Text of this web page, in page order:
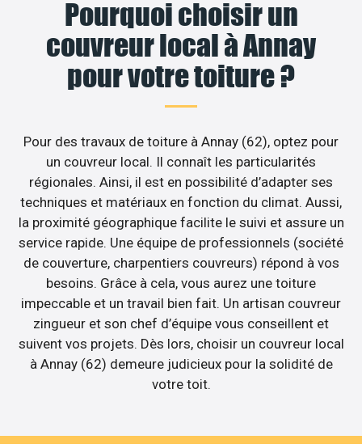
Pourquoi choisir un
couvreur local à Annay
pour votre toiture ?
Pour des travaux de toiture à Annay (62), optez pour
un couvreur local. Il connaît les particularités
régionales. Ainsi, il est en possibilité d’adapter ses
techniques et matériaux en fonction du climat. Aussi,
la proximité géographique facilite le suivi et assure un
service rapide. Une équipe de professionnels (société
de couverture, charpentiers couvreurs) répond à vos
besoins. Grâce à cela, vous aurez une toiture
impeccable et un travail bien fait. Un artisan couvreur
zingueur et son chef d’équipe vous conseillent et
suivent vos projets. Dès lors, choisir un couvreur local
à Annay (62) demeure judicieux pour la solidité de
votre toit.